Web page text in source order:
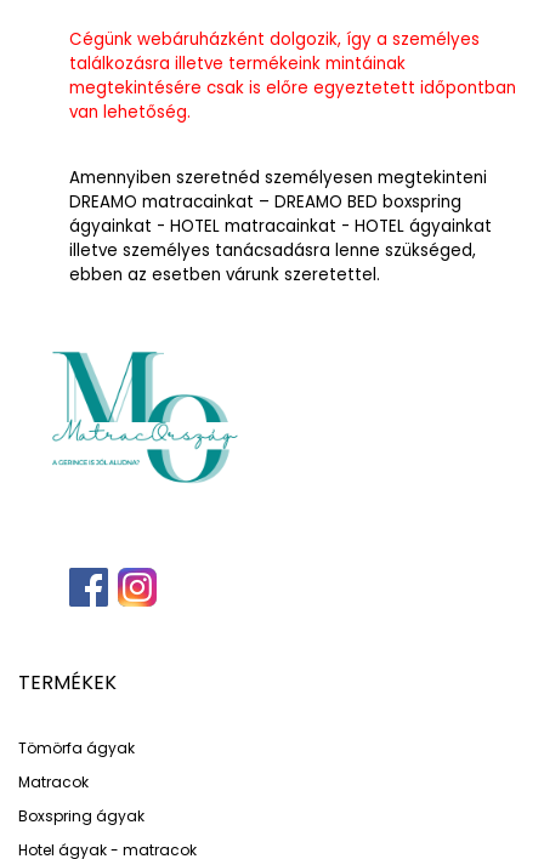
Cégünk webáruházként dolgozik, így a személyes
találkozásra illetve termékeink mintáinak
megtekintésére csak is előre egyeztetett időpontban
van lehetőség.
Amennyiben szeretnéd személyesen megtekinteni
DREAMO matracainkat – DREAMO BED boxspring
ágyainkat - HOTEL matracainkat - HOTEL ágyainkat
illetve személyes tanácsadásra lenne szükséged,
ebben az esetben várunk szeretettel.
TERMÉKEK
Tömörfa ágyak
Matracok
Boxspring ágyak
Hotel ágyak - matracok